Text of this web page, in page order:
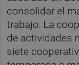
consolidar el
trabajo. La
de actividades
siete